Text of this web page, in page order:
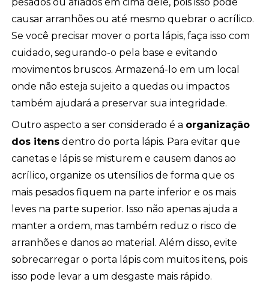
causar arranhões ou até mesmo quebrar o acrílico.
Se você precisar mover o porta lápis, faça isso com
cuidado, segurando-o pela base e evitando
movimentos bruscos. Armazená-lo em um local
onde não esteja sujeito a quedas ou impactos
também ajudará a preservar sua integridade.
Outro aspecto a ser considerado é a organização
dos itens dentro do porta lápis. Para evitar que
canetas e lápis se misturem e causem danos ao
acrílico, organize os utensílios de forma que os
mais pesados fiquem na parte inferior e os mais
leves na parte superior. Isso não apenas ajuda a
manter a ordem, mas também reduz o risco de
arranhões e danos ao material. Além disso, evite
sobrecarregar o porta lápis com muitos itens, pois
isso pode levar a um desgaste mais rápido.